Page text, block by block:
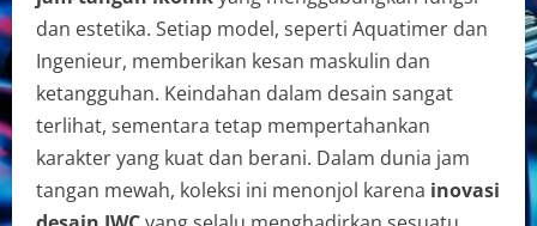
dan estetika. Setiap model, seperti Aquatimer dan
Ingenieur, memberikan kesan maskulin dan
ketangguhan. Keindahan dalam desain sangat
terlihat, sementara tetap mempertahankan
karakter yang kuat dan berani. Dalam dunia jam
tangan mewah, koleksi ini menonjol karena inovasi